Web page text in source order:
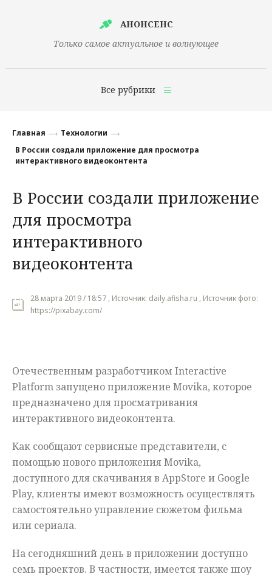
АНОНСЕНС
Только самое актуальное и волнующее
Все рубрики
Финансы
Наука
Культура
Общество
Политика
Происшествия
Главная
Технологии
В России создали приложение для просмотра
интерактивного видеоконтента
В России создали приложение
для просмотра
интерактивного
видеоконтента
28 марта 2019 / 18:57 , Источник: daily.afisha.ru , Источник фото:
https://pixabay.com/
Отечественным разработчиком Interactive
Platform запущено приложение Movika, которое
предназначено для просматривания
интерактивного видеоконтента.
Как сообщают сервисные представители, с
помощью нового приложения Movika,
доступного для скачивания в AppStore и Google
Play, клиенты имеют возможность осуществлять
самостоятельно управление сюжетом фильма
или сериала.
На сегодняшний день в приложении доступно
семь проектов. В частности, имеется также шоу